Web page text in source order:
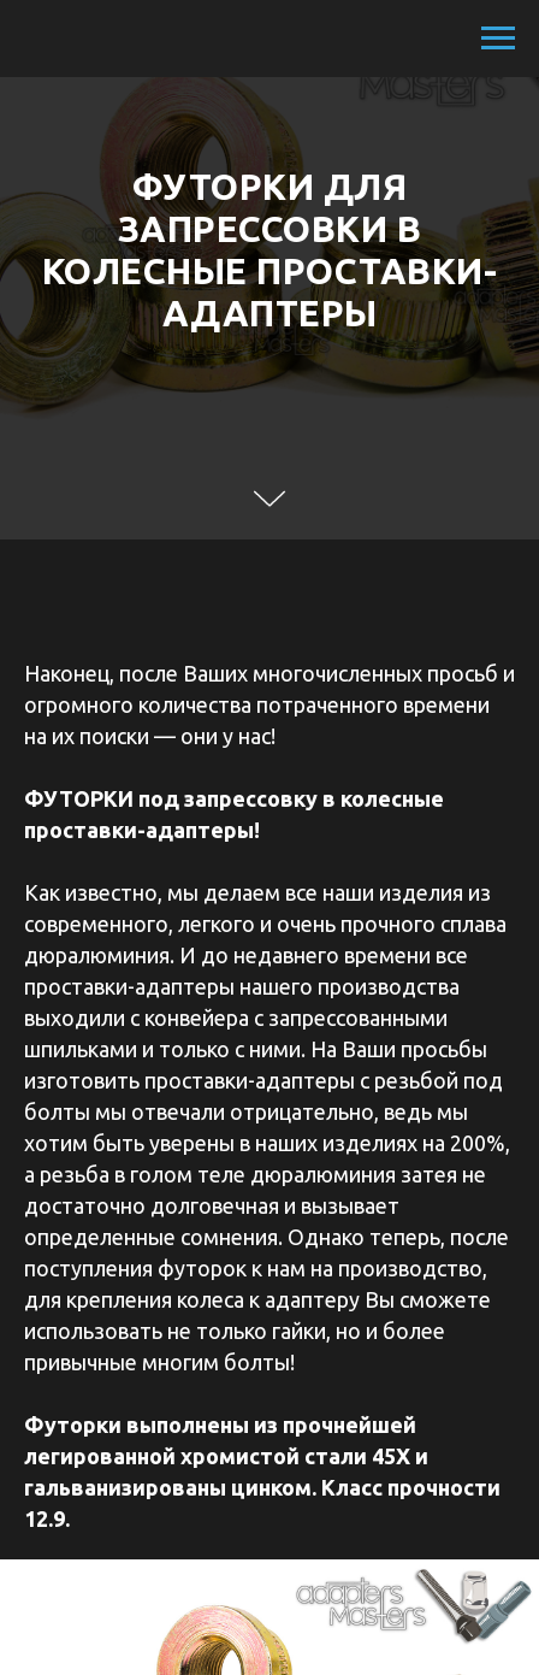
ФУТОРКИ ДЛЯ
ЗАПРЕССОВКИ В
КОЛЕСНЫЕ ПРОСТАВКИ-
АДАПТЕРЫ
Наконец, после Ваших многочисленных просьб и
огромного количества потраченного времени
на их поиски — они у нас!
ФУТОРКИ под запрессовку в колесные
проставки-адаптеры!
Как известно, мы делаем все наши изделия из
современного, легкого и очень прочного сплава
дюралюминия. И до недавнего времени все
проставки-адаптеры нашего производства
выходили с конвейера с запрессованными
шпильками и только с ними. На Ваши просьбы
изготовить проставки-адаптеры с резьбой под
болты мы отвечали отрицательно, ведь мы
хотим быть уверены в наших изделиях на 200%,
а резьба в голом теле дюралюминия затея не
достаточно долговечная и вызывает
определенные сомнения. Однако теперь, после
поступления футорок к нам на производство,
для крепления колеса к адаптеру Вы сможете
использовать не только гайки, но и более
привычные многим болты!
Футорки выполнены из прочнейшей
легированной хромистой стали 45Х и
гальванизированы цинком. Класс прочности
12.9.